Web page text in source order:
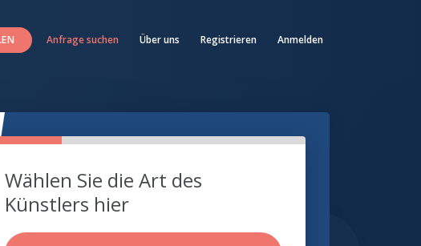
Anfrage suchen Über uns Registrieren Anmelden
Wählen Sie die Art des
Künstlers hier